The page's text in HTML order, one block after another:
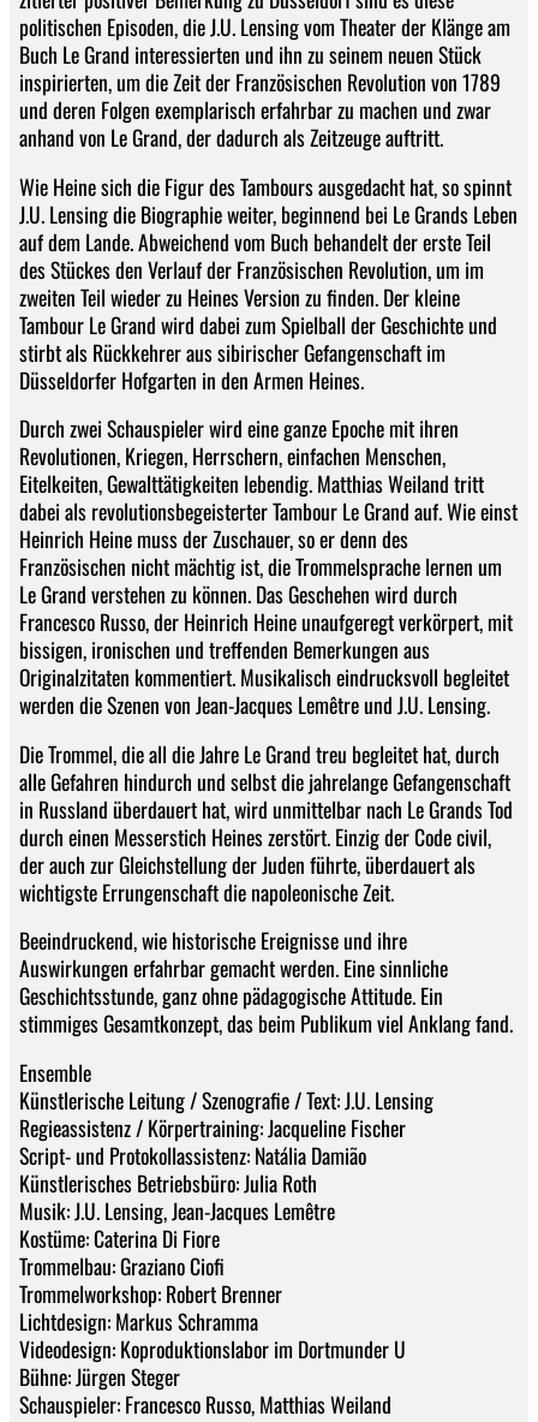
politischen Episoden, die J.U. Lensing vom Theater der Klänge am
Buch Le Grand interessierten und ihn zu seinem neuen Stück
inspirierten, um die Zeit der Französischen Revolution von 1789
und deren Folgen exemplarisch erfahrbar zu machen und zwar
anhand von Le Grand, der dadurch als Zeitzeuge auftritt.
Wie Heine sich die Figur des Tambours ausgedacht hat, so spinnt
J.U. Lensing die Biographie weiter, beginnend bei Le Grands Leben
auf dem Lande. Abweichend vom Buch behandelt der erste Teil
des Stückes den Verlauf der Französischen Revolution, um im
zweiten Teil wieder zu Heines Version zu finden. Der kleine
Tambour Le Grand wird dabei zum Spielball der Geschichte und
stirbt als Rückkehrer aus sibirischer Gefangenschaft im
Düsseldorfer Hofgarten in den Armen Heines.
Durch zwei Schauspieler wird eine ganze Epoche mit ihren
Revolutionen, Kriegen, Herrschern, einfachen Menschen,
Eitelkeiten, Gewalttätigkeiten lebendig. Matthias Weiland tritt
dabei als revolutionsbegeisterter Tambour Le Grand auf. Wie einst
Heinrich Heine muss der Zuschauer, so er denn des
Französischen nicht mächtig ist, die Trommelsprache lernen um
Le Grand verstehen zu können. Das Geschehen wird durch
Francesco Russo, der Heinrich Heine unaufgeregt verkörpert, mit
bissigen, ironischen und treffenden Bemerkungen aus
Originalzitaten kommentiert. Musikalisch eindrucksvoll begleitet
werden die Szenen von Jean-Jacques Lemêtre und J.U. Lensing.
Die Trommel, die all die Jahre Le Grand treu begleitet hat, durch
alle Gefahren hindurch und selbst die jahrelange Gefangenschaft
in Russland überdauert hat, wird unmittelbar nach Le Grands Tod
durch einen Messerstich Heines zerstört. Einzig der Code civil,
der auch zur Gleichstellung der Juden führte, überdauert als
wichtigste Errungenschaft die napoleonische Zeit.
Beeindruckend, wie historische Ereignisse und ihre
Auswirkungen erfahrbar gemacht werden. Eine sinnliche
Geschichtsstunde, ganz ohne pädagogische Attitude. Ein
stimmiges Gesamtkonzept, das beim Publikum viel Anklang fand.
Ensemble
Künstlerische Leitung / Szenografie / Text: J.U. Lensing
Regieassistenz / Körpertraining: Jacqueline Fischer
Script- und Protokollassistenz: Natália Damião
Künstlerisches Betriebsbüro: Julia Roth
Musik: J.U. Lensing, Jean-Jacques Lemêtre
Kostüme: Caterina Di Fiore
Trommelbau: Graziano Ciofi
Trommelworkshop: Robert Brenner
Lichtdesign: Markus Schramma
Videodesign: Koproduktionslabor im Dortmunder U
Bühne: Jürgen Steger
Schauspieler: Francesco Russo, Matthias Weiland